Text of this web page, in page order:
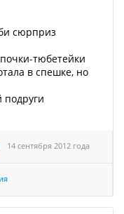
сюрприз
тюбетейки
в спешке, но
14 сентября 2012 года